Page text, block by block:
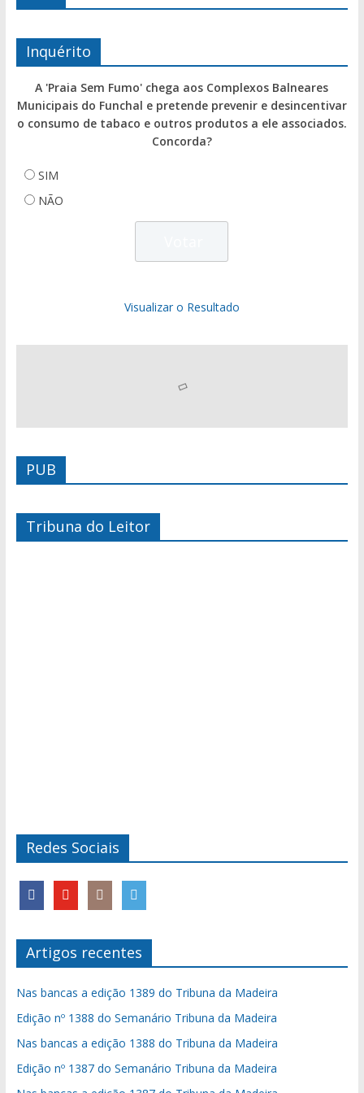
Inquérito
A 'Praia Sem Fumo' chega aos Complexos Balneares
Municipais do Funchal e pretende prevenir e desincentivar
o consumo de tabaco e outros produtos a ele associados.
Concorda?
SIM
NÃO
Visualizar o Resultado
PUB
Tribuna do Leitor
Redes Sociais
Artigos recentes
Nas bancas a edição 1389 do Tribuna da Madeira
Edição nº 1388 do Semanário Tribuna da Madeira
Nas bancas a edição 1388 do Tribuna da Madeira
Edição nº 1387 do Semanário Tribuna da Madeira